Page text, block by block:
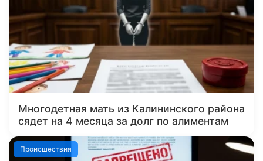
Многодетная мать из Калининского района
сядет на 4 месяца за долг по алиментам
Происшествия